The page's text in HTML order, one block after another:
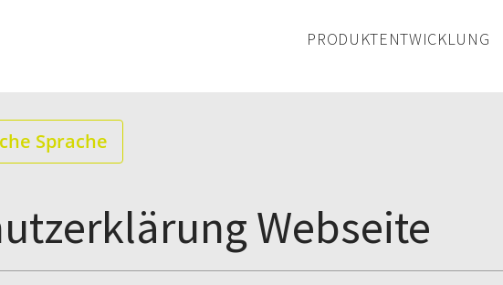
PRODUKTENTWICKLUNG
Sprache
Webseite